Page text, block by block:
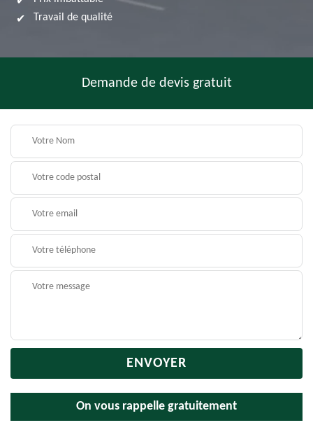
Travail de qualité
Demande de devis gratuit
On vous rappelle gratuitement